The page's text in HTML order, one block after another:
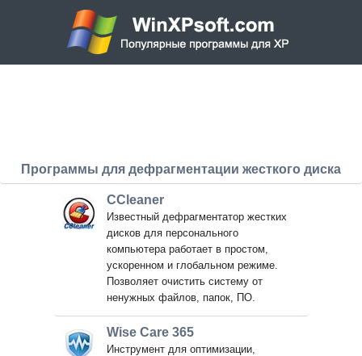
Программы для дефрагментации жесткого диска
CCleaner
Известный дефрагментатор жестких
дисков для персонального
компьютера работает в простом,
ускоренном и глобальном режиме.
Позволяет очистить систему от
ненужных файлов, папок, ПО.
Wise Care 365
Инструмент для оптимизации,